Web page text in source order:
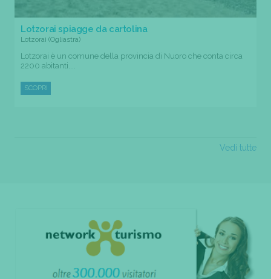
Lotzorai spiagge da cartolina
Lotzorai (Ogliastra)
Lotzorai è un comune della provincia di Nuoro che conta circa
2200 abitanti....
SCOPRI
Vedi tutte